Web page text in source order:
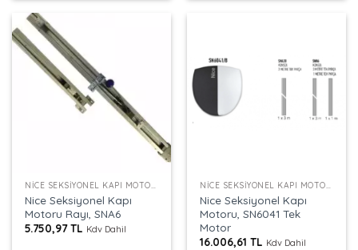
NICE SEKSIYONEL KAPI MOTORU
Nice Seksiyonel Kapı
Motoru Rayı, SNA6
5.750,97TL Kdv Dahil
NICE SEKSIYONEL KAPI MOTORU
Nice Seksiyonel Kapı
Motoru, SN6041 Tek
Motor
16.006,61TL Kdv Dahil